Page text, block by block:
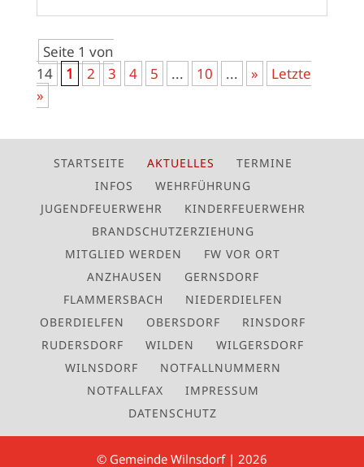
Seite 1 von
14
1 2 3 4 5 ... 10 ... »
Letzte
»
STARTSEITE AKTUELLES
TERMINE
INFOS
WEHRFÜHRUNG
JUGENDFEUERWEHR
KINDERFEUERWEHR
BRANDSCHUTZERZIEHUNG
MITGLIED WERDEN
FW VOR ORT
ANZHAUSEN
GERNSDORF
FLAMMERSBACH
NIEDERDIELFEN
OBERDIELFEN
OBERSDORF
RINSDORF
RUDERSDORF
WILDEN
WILGERSDORF
WILNSDORF
NOTFALLNUMMERN
NOTFALLFAX
IMPRESSUM
DATENSCHUTZ
© Gemeinde Wilnsdorf | 2026